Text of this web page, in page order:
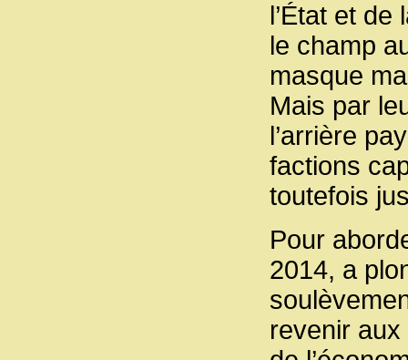
l’État et
le champ
masque
Mais par
l’arrière
factions
toutefois
Pour
2014, a
revenir